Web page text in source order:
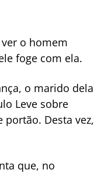
o homem
foge com ela.
o marido dela
Leve sobre
portão. Desta vez,
que, no